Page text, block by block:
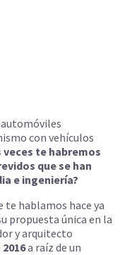
automóviles
con vehículos
veces te habremos
que se han
e ingeniería?
te hablamos hace ya
propuesta única en la
y arquitecto
2016a raíz de un